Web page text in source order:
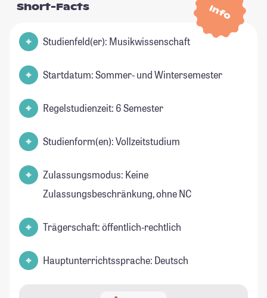
Info
Short-Facts
Studienfeld(er): Musikwissenschaft
Startdatum: Sommer- und Wintersemester
Regelstudienzeit: 6 Semester
Studienform(en): Vollzeitstudium
Zulassungsmodus: Keine
Zulassungsbeschränkung, ohne NC
Trägerschaft: öffentlich-rechtlich
Hauptunterrichtssprache: Deutsch